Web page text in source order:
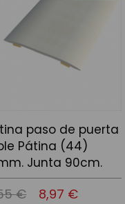
paso de puerta
Pátina (44)
Junta 90cm.
€ 8,97 €